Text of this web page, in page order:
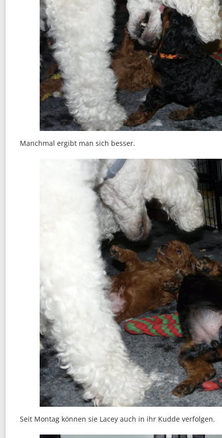
Manchmal ergibt man sich besser.
Seit Montag können sie Lacey auch in ihr Kudde verfolgen.